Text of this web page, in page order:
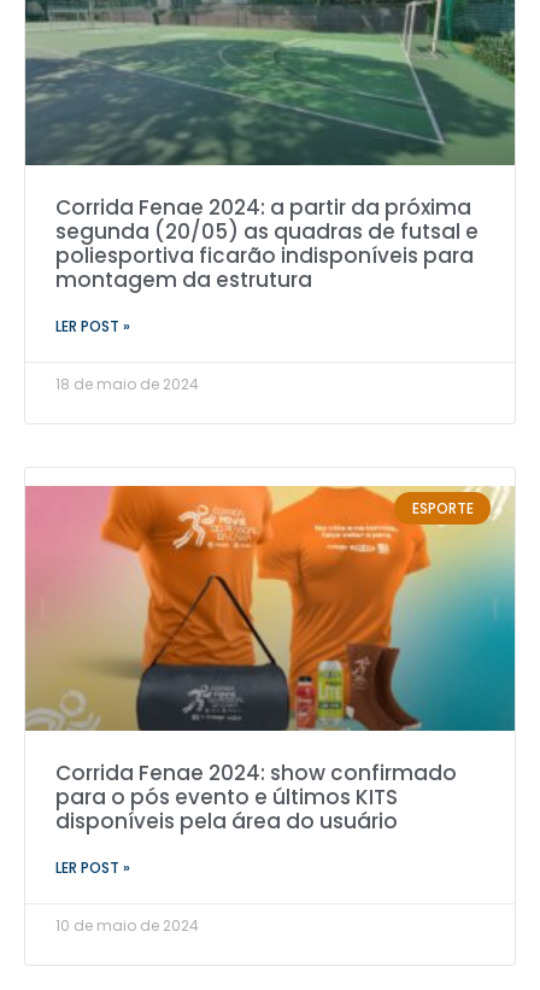
Corrida Fenae 2024: a partir da próxima
segunda (20/05) as quadras de futsal e
poliesportiva ficarão indisponíveis para
montagem da estrutura
LER POST »
18 de maio de 2024
ESPORTE
Corrida Fenae 2024: show confirmado
para o pós evento e últimos KITS
disponíveis pela área do usuário
LER POST »
10 de maio de 2024